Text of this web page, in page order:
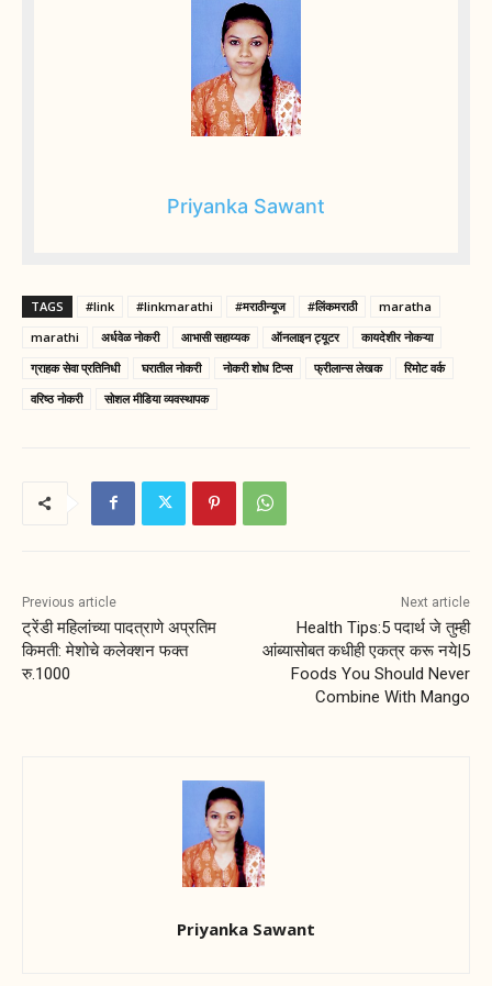
Priyanka Sawant
TAGS #link #linkmarathi #मराठीन्यूज #लिंकमराठी
maratha
marathi
अर्धवेळ नोकरी आभासी सहाय्यक ऑनलाइन ट्यूटर
कायदेशीर नोकऱ्या
ग्राहक सेवा प्रतिनिधी
घरातील नोकरी नोकरी शोध टिप्स फ्रीलान्स लेखक
रिमोट वर्क
वरिष्ठ नोकरी
सोशल मीडिया व्यवस्थापक
Previous article
ट्रेंडी महिलांच्या पादत्राणे अप्रतिम
किमती: मेशोचे कलेक्शन फक्त
रु.1000
Next article
Health Tips:5 पदार्थ जे तुम्ही
आंब्यासोबत कधीही एकत्र करू नये|5
Foods You Should Never
Combine With Mango
Priyanka Sawant